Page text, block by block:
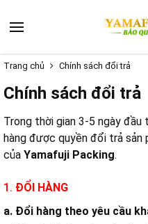
Trang chủ Chính sách đổi trả
Chính sách đổi trả
Trong thời gian 3-5 ngày đầu
hàng được quyền đổi trả
của Yamafuji Packing.
1. ĐỔI HÀNG
a. Đổi hàng theo yêu cầu